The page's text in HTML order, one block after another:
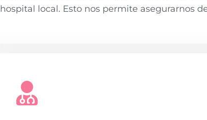
hospital local. Esto nos permite asegurarnos